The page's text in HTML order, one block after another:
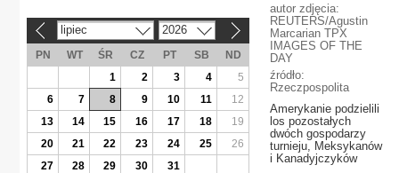
autor zdjęcia:
REUTERS/Agustin
Marcarian TPX
IMAGES OF THE
DAY
źródło:
Rzeczpospolita
Amerykanie podzielili
los pozostałych
dwóch gospodarzy
turnieju, Meksykanów
i Kanadyjczyków
lipiec 2026
PN WT ŚR CZ PT SB
ND
1
2 3 4
5
6
7 8 9 10 11
12
13
14 15 16 17 18
19
20
21 22 23 24 25
26
27
28 29 30 31